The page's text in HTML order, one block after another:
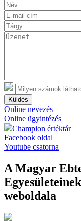
Küldés
Online nevezés
Online ügyintézés
Champion értéktár
Facebook oldal
Youtube csatorna
A Magyar
weboldala